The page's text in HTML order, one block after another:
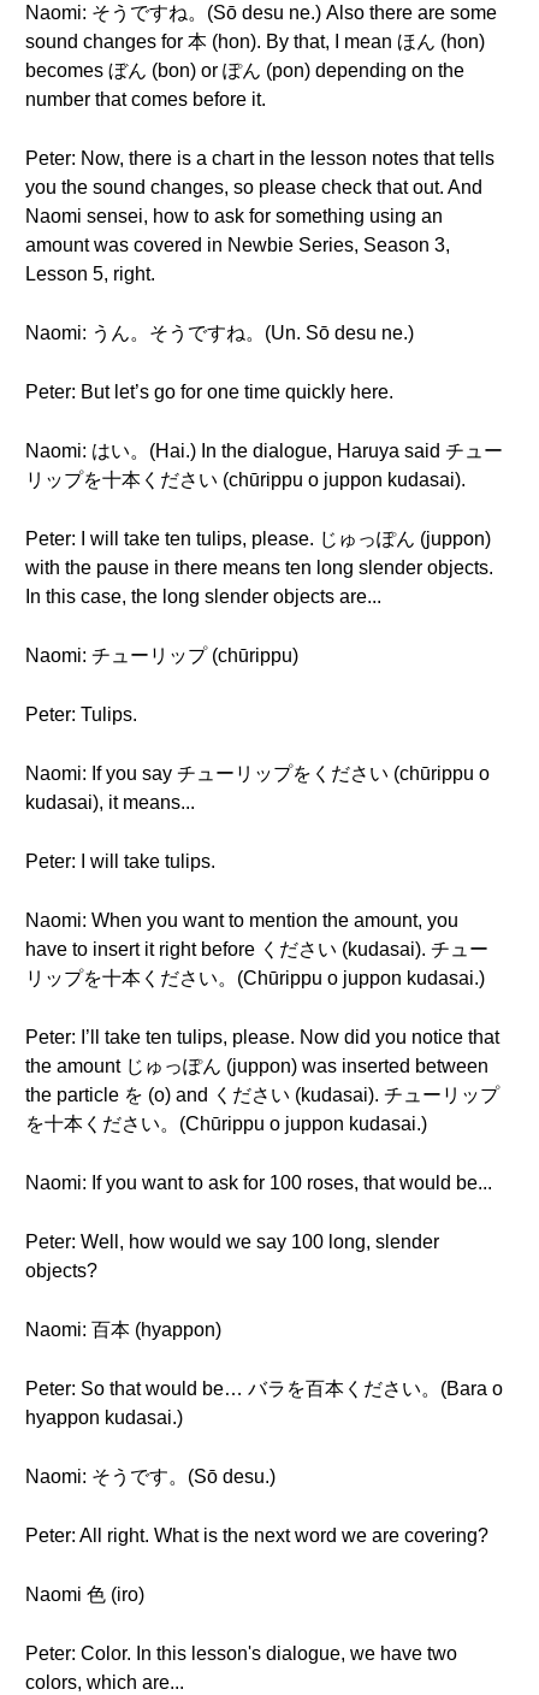
Naomi: そうですね。(Sō desu ne.) Also there are some
sound changes for 本 (hon). By that, I mean ほん (hon)
becomes ぼん (bon) or ぽん (pon) depending on the
number that comes before it.
Peter: Now, there is a chart in the lesson notes that tells
you the sound changes, so please check that out. And
Naomi sensei, how to ask for something using an
amount was covered in Newbie Series, Season 3,
Lesson 5, right.
Naomi: うん。そうですね。(Un. Sō desu ne.)
Peter: But let’s go for one time quickly here.
Naomi: はい。(Hai.) In the dialogue, Haruya said チュー
リップを十本ください (chūrippu o juppon kudasai).
Peter: I will take ten tulips, please. じゅっぽん (juppon)
with the pause in there means ten long slender objects.
In this case, the long slender objects are...
Naomi: チューリップ (chūrippu)
Peter: Tulips.
Naomi: If you say チューリップをください (chūrippu o
kudasai), it means...
Peter: I will take tulips.
Naomi: When you want to mention the amount, you
have to insert it right before ください (kudasai). チュー
リップを十本ください。(Chūrippu o juppon kudasai.)
Peter: I’ll take ten tulips, please. Now did you notice that
the amount じゅっぽん (juppon) was inserted between
the particle を (o) and ください (kudasai). チューリップ
を十本ください。(Chūrippu o juppon kudasai.)
Naomi: If you want to ask for 100 roses, that would be...
Peter: Well, how would we say 100 long, slender
objects?
Naomi: 百本 (hyappon)
Peter: So that would be… バラを百本ください。(Bara o
hyappon kudasai.)
Naomi: そうです。(Sō desu.)
Peter: All right. What is the next word we are covering?
Naomi 色 (iro)
Peter: Color. In this lesson's dialogue, we have two
colors, which are...